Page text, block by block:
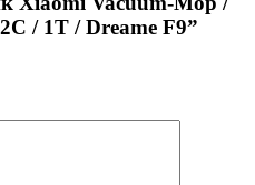
/ 1T / Dreame F9”